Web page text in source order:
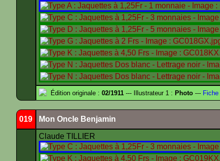
Édition originale : 02/1911 --- Illustrateur 1 : Photo ---
019 Mon Oncle Benjamin
Claude TILLIER